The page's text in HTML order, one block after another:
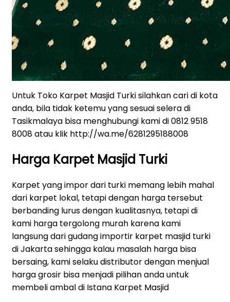
Untuk Toko Karpet Masjid Turki silahkan cari di kota
anda, bila tidak ketemu yang sesuai selera di
Tasikmalaya bisa menghubungi kami di 0812 9518
8008 atau klik http://wa.me/6281295188008
Harga Karpet Masjid Turki
Karpet yang impor dari turki memang lebih mahal
dari karpet lokal, tetapi dengan harga tersebut
berbanding lurus dengan kualitasnya, tetapi di
kami harga tergolong murah karena kami
langsung dari gudang importir karpet masjid turki
di Jakarta sehingga kalau masalah harga bisa
bersaing, kami selaku distributor dengan menjual
harga grosir bisa menjadi pilihan anda untuk
membeli ambal di Istana Karpet Masjid